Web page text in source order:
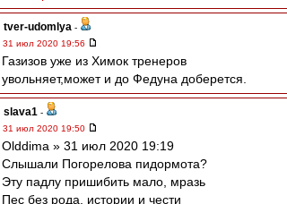
tver-udomlya -
31 июл 2020 19:56
Газизов уже из Химок тренеров
увольняет,может и до Федуна доберется.
slava1 -
31 июл 2020 19:50
Olddima » 31 июл 2020 19:19
Слышали Погорелова пидормота?
Эту падлу пришибить мало, мразь
Пес без рода, истории и чести